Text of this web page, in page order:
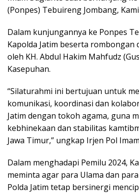
(Ponpes) Tebuireng Jombang,
Dalam kunjungannya ke Ponpes
Kapolda Jatim beserta rombongan
oleh KH. Abdul Hakim Mahfudz
Kasepuhan.
“Silaturahmi ini bertujuan untuk
komunikasi, koordinasi dan
Jatim dengan tokoh agama, guna
kebhinekaan dan stabilitas
Jawa Timur,” ungkap Irjen Pol
Dalam menghadapi Pemilu 2024,
meminta agar para Ulama dan
Polda Jatim tetap bersinergi